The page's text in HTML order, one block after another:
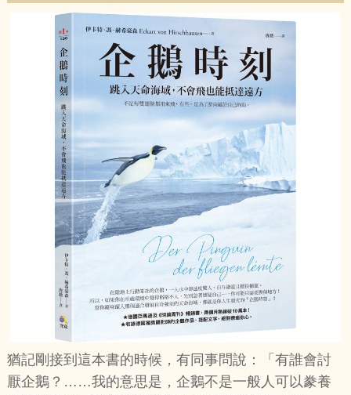
猶記剛接到這本書的時候，有同事問說：「有誰會討
厭企鵝？……我的意思是，企鵝不是一般人可以豢養